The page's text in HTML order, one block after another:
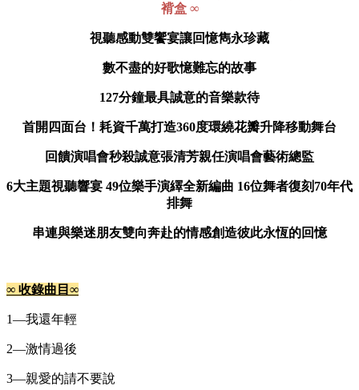
褙盒∞
視聽感動雙饗宴讓回憶雋永珍藏
數不盡的好歌憶難忘的故事
127分鐘最具誠意的音樂款待
首開四面台！耗資千萬打造360度環繞花瓣升降移動舞台
回饋演唱會秒殺誠意張清芳親任演唱會藝術總監
6大主題視聽響宴 49位樂手演繹全新編曲 16位舞者復刻 70年代
排舞
串連與樂迷朋友雙向奔赴的情感創造彼此永恆的回憶
∞ 收錄曲目 ∞
1—我還年輕
2—激情過後
3—親愛的請不要說